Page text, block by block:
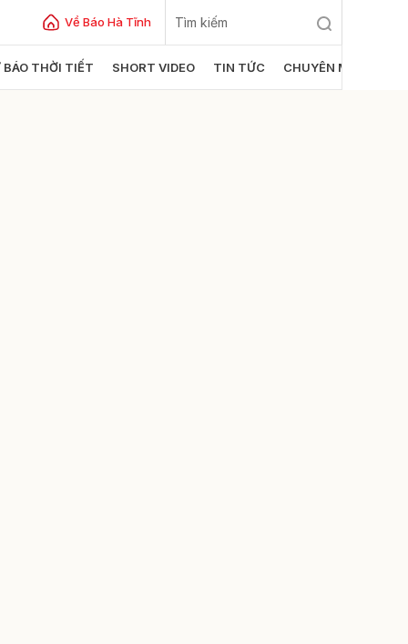
Về Báo Hà Tĩnh
BÁO THỜI TIẾT SHORT VIDEO TIN TỨC CHUYÊN MỤC